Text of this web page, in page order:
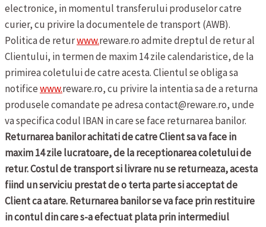
electronice, in momentul transferului produselor catre
curier, cu privire la documentele de transport (AWB).
Politica de returwww.reware.ro admite dreptul de retur al
Clientului, in termen de maxim 14 zile calendaristice, de la
primirea coletului de catre acesta. Clientul se obliga sa
notificewww.reware.ro, cu privire la intentia sa de a returna
produsele comandate pe adresa contact@reware.ro, unde
va specifica codul IBAN in care se face returnarea banilor.
Returnarea banilor achitati de catre Client sa va face in
maxim 14 zile lucratoare, de la receptionarea coletului de
retur. Costul de transport si livrare nu se returneaza, acesta
fiind un serviciu prestat de o terta parte si acceptat de
Client ca atare. Returnarea banilor se va face prin restituire
in contul din care s-a efectuat plata prin intermediul